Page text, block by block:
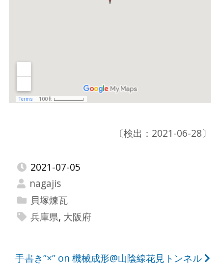
〔検出：2021-06-28〕
2021-07-05
nagajis
貝塚煉瓦
兵庫県, 大阪府
投
手書き”×” on 機械成形@山陰線花見トンネル